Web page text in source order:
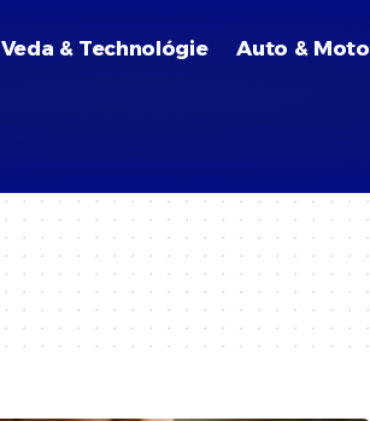
Veda & Technológie Auto & Moto